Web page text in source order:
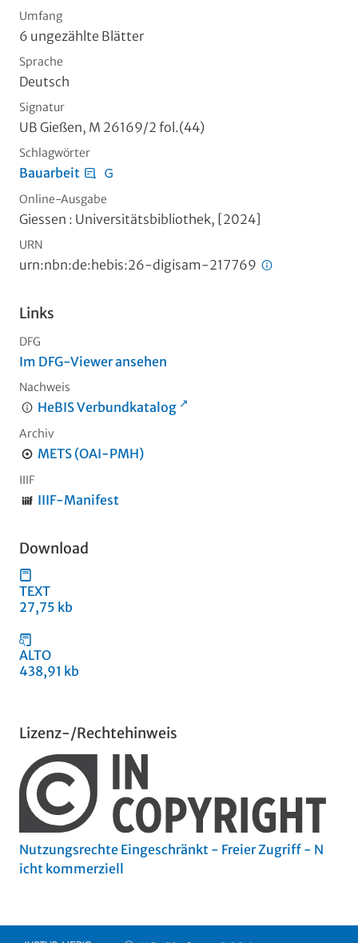
Umfang
6 ungezählte Blätter
Sprache
Deutsch
Signatur
UB Gießen, M 26169/2 fol.(44)
Schlagwörter
Bauarbeit
Online-Ausgabe
Giessen : Universitätsbibliothek, [2024]
URN
urn:nbn:de:hebis:26-digisam-217769
Links
DFG
Im DFG-Viewer ansehen
Nachweis
HeBIS Verbundkatalog
Archiv
METS (OAI-PMH)
IIIF
IIIF-Manifest
Download
TEXT
27,75 kb
ALTO
438,91 kb
Lizenz-/Rechtehinweis
Nutzungsrechte Eingeschränkt - Freier Zugriff - N
icht kommerziell